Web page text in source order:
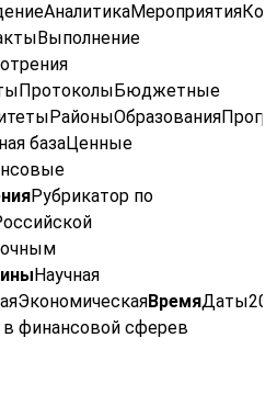
базаЦенные
Рубрикатор по
Научная
Время
финансовой сферев